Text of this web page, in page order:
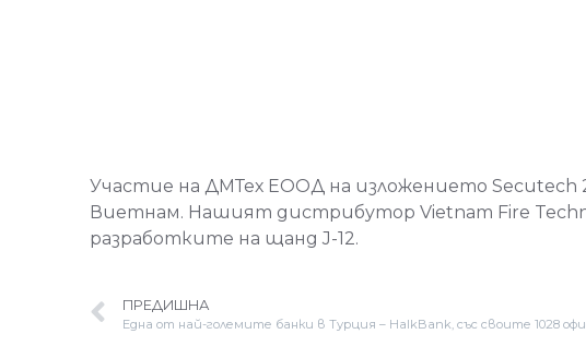
Участие на ДМТех ЕООД на изложението Secutech
Виетнам. Нашият дистрибутор Vietnam Fire
разработките на щанд J-12.
ПРЕДИШНА